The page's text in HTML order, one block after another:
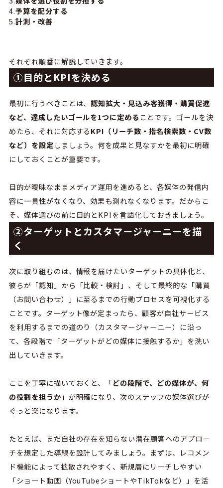
予算を配分する
計測・改善
それぞれ順番に解説していきます。
①目的とKPIを決める
最初に行うべきことは、認知拡大・見込み客獲得・購買促進
など、達成したいゴールを1つに定めることです。ゴールを決
めたら、それに対応するKPI（リーチ数・指名検索数・CV数
など）を設定しましょう。何を成果と見なすかを最初に明確
にしておくことが重要です。
目的が曖昧なままメディア運用を進めると、各媒体の発信内
容に一貫性がなくなり、効果も測れなくなります。だからこ
そ、媒体選びの前に目的とKPIを言語化しておきましょう。
②ターゲットとカスタマージャーニーを描
く
次に取り組むのは、情報を届けたいターゲットの具体化と、
彼らが「認知」から「比較・検討」、そして最終的な「購買
（お問い合わせ）」に至るまでの行動プロセスを可視化する
ことです。ターゲット像が定まったら、顧客が自社サービス
を利用するまでの道のり（カスタマージャーニー）に沿っ
て、各段階で「ターゲットがどの媒体に接触するか」を洗い
出していきます。
ここを丁寧に描いておくと、「どの段階で、どの媒体が、何
の役割を担うか 」が明確になり、次のステップの媒体選びが
ぐっと楽になります。
たとえば、まだ自社の存在を知らない潜在顧客へのアプロー
チを想定した導線を設計してみましょう。まずは、レコメン
ド機能によって拡散されやすく、新規層にリーチしやすい
「ショート動画（YouTubeショートやTikTokなど）」を活